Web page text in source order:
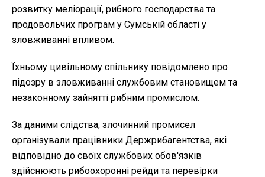
розвитку меліорації, рибного господарства та
продовольчих програм у Сумській області у
зловживанні впливом.
Їхньому цивільному спільнику повідомлено про
підозру в зловживанні службовим становищем та
незаконному зайнятті рибним промислом.
За даними слідства, злочинний промисел
організували працівники Держрибагентства, які
відповідно до своїх службових обов'язків
здійснюють рибоохоронні рейди та перевірки